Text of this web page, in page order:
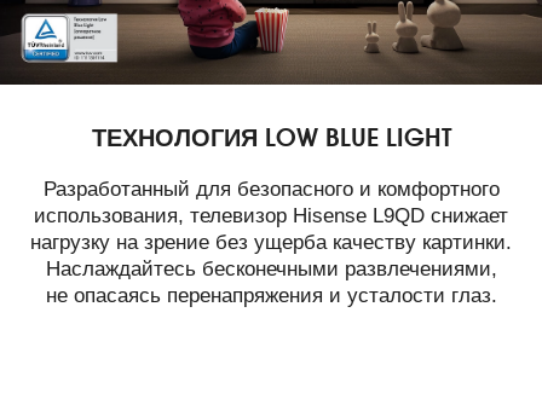
ТЕХНОЛОГИЯ LOW BLUE LIGHT
Разработанный для безопасного и комфортного
использования, телевизор Hisense L9QD снижает
нагрузку на зрение без ущерба качеству картинки.
Наслаждайтесь бесконечными развлечениями,
не опасаясь перенапряжения и усталости глаз.